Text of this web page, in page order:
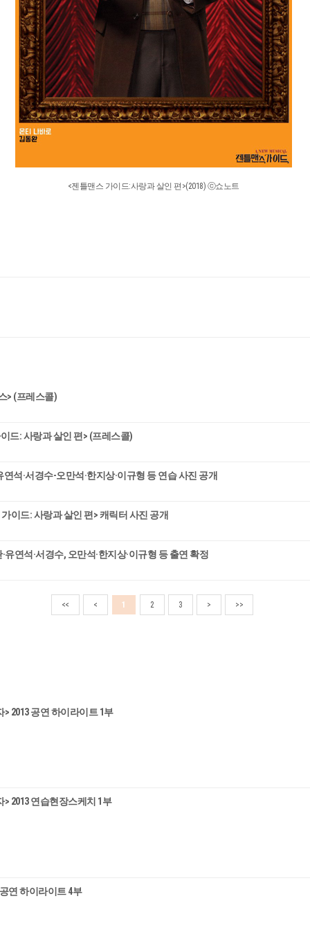
<젠틀맨스 가이드:사랑과 살인 편>(2018) ⓒ쇼노트
> (프레스콜)
드: 사랑과 살인 편> (프레스콜)
석·서경수-오만석·한지상·이규형 등 연습 사진 공개
이드: 사랑과 살인 편> 캐릭터 사진 공개
연석·서경수, 오만석·한지상·이규형 등 출연 확정
<< < 1 2 3 > >>
2013 공연 하이라이트 1부
2013 연습현장스케치 1부
연 하이라이트 4부